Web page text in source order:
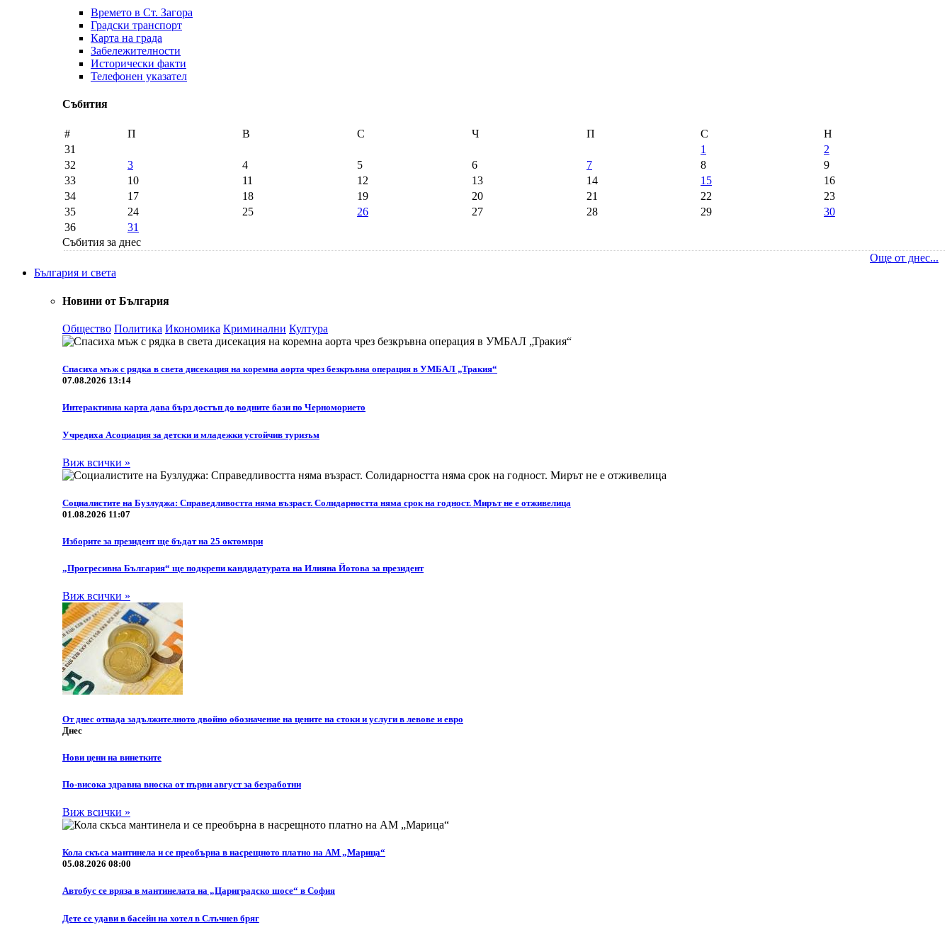
Времето в Ст. Загора
Градски транспорт
Карта на града
Забележителности
Исторически факти
Телефонен указател
Събития
# П В С Ч П С
Н
31
1
2
32
3 4 5 6 7 8
9
33
10 11 12 13 14 15
16
34
17 18 19 20 21 22
23
35
24 25 26 27 28 29
30
36
31
Събития за днес
Още от днес...
България и света
Новини от България
Общество Политика Икономика Криминални Култура
Спасиха мъж с рядка в света дисекация на коремна аорта чрез безкръвна операция в УМБАЛ „Тракия“
07.08.2026 13:14
Интерактивна карта дава бърз достъп до водните бази по Черноморието
Учредиха Асоциация за детски и младежки устойчив туризъм
Виж всички »
Социалистите на Бузлуджа: Справедливостта няма възраст. Солидарността няма срок на годност. Мирът не е отживелица
01.08.2026 11:07
Изборите за президент ще бъдат на 25 октомври
„Прогресивна България“ ще подкрепи кандидатурата на Илияна Йотова за президент
Виж всички »
От днес отпада задължителното двойно обозначение на цените на стоки и услуги в левове и евро
Днес
Нови цени на винетките
По-висока здравна вноска от първи август за безработни
Виж всички »
Кола скъса мантинела и се преобърна в насрещното платно на АМ „Марица“
05.08.2026 08:00
Автобус се вряза в мантинелата на „Цариградско шосе“ в София
Дете се удави в басейн на хотел в Слъчнев бряг